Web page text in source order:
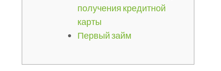
получения кредитной
карты
Первый займ